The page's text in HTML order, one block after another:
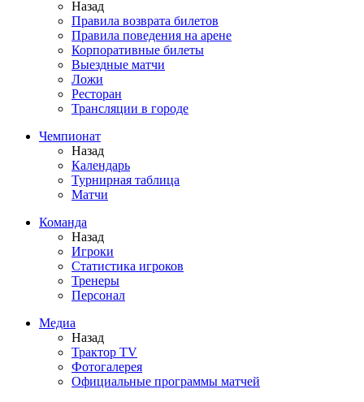
Назад
Правила возврата билетов
Правила поведения на арене
Корпоративные билеты
Выездные матчи
Ложи
Ресторан
Трансляции в городе
Чемпионат
Назад
Календарь
Турнирная таблица
Матчи
Команда
Назад
Игроки
Статистика игроков
Тренеры
Персонал
Медиа
Назад
Трактор TV
Фотогалерея
Официальные программы матчей